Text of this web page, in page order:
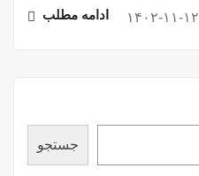
جستجو
۱۴۰۲-۱۱-۱۲ ادامه مطلب